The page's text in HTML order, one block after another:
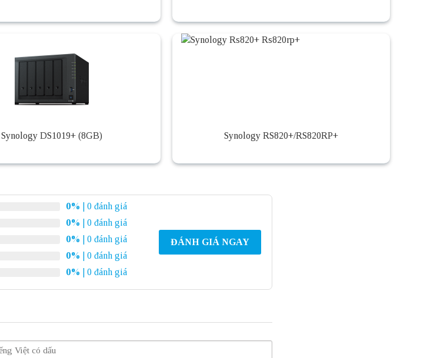
Synology DS1019+ (8GB) Synology RS820+​/​RS820RP+
0%
| 0 đánh giá
0%
| 0 đánh giá
0%
| 0 đánh giá
0%
| 0 đánh giá
0% | 0 đánh giá
ĐÁNH GIÁ NGAY